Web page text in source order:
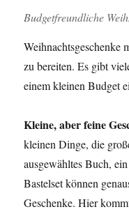
Budgetfreundliche
Weihnachtsgeschenke
zu bereiten. Es gibt
einem kleinen Budget
Kleine, aber feine
kleinen Dinge, die
ausgewähltes Buch,
Bastelset können
Geschenke. Hier